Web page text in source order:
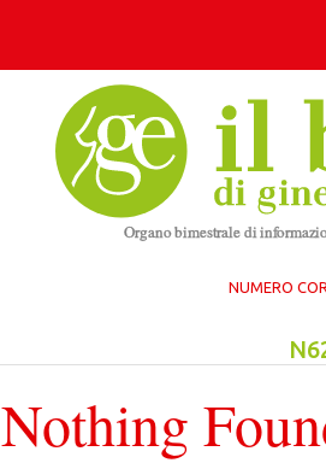
NUMERO
Nothing